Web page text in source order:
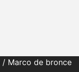
/ Marco de bronce